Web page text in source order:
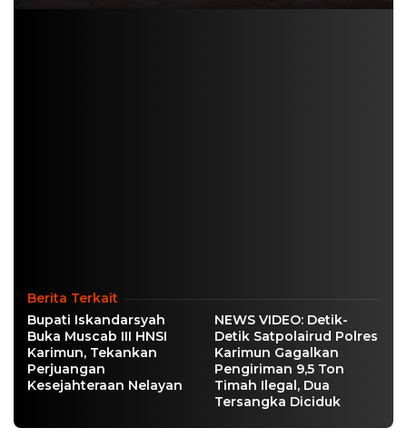
Berita Terkait
Bupati Iskandarsyah
Buka Muscab III HNSI
Karimun, Tekankan
Perjuangan
Kesejahteraan Nelayan
NEWS VIDEO: Detik-
Detik Satpolairud Polres
Karimun Gagalkan
Pengiriman 9,5 Ton
Timah Ilegal, Dua
Tersangka Diciduk